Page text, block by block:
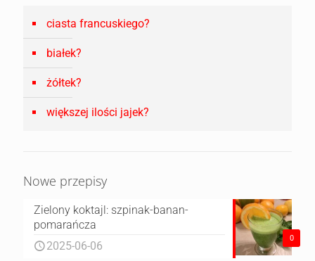
ciasta francuskiego?
białek?
żółtek?
większej ilości jajek?
Nowe przepisy
0
Zielony koktajl: szpinak-banan-
pomarańcza
2025-06-06